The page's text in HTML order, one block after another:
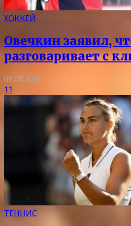
ХОККЕЙ
Овечкин заявил,
разговаривает с
08.08.2026
11
ТЕННИС